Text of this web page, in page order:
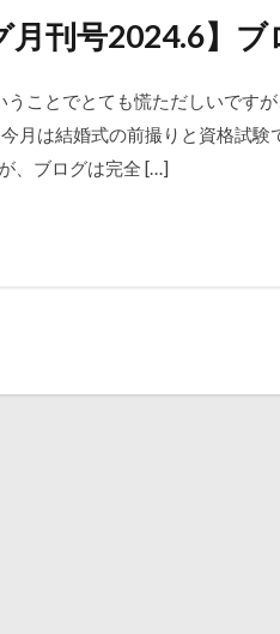
月刊号2024.6】
うことでとても慌ただしいです
月は結婚式の前撮りと資格試験
、ブログは完全 […]